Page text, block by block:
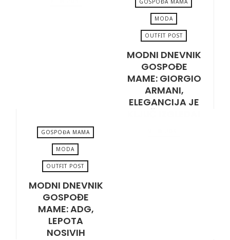
GOSPOĐA MAMA
MODA
OUTFIT POST
MODNI DNEVNIK
GOSPOĐE
MAME: GIORGIO
ARMANI,
ELEGANCIJA JE
GOSPOĐA MAMA
MODA
OUTFIT POST
MODNI DNEVNIK
GOSPOĐE
MAME: ADG,
LEPOTA
NOSIVIH